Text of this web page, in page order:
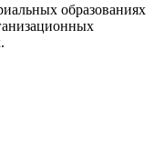
образованиях